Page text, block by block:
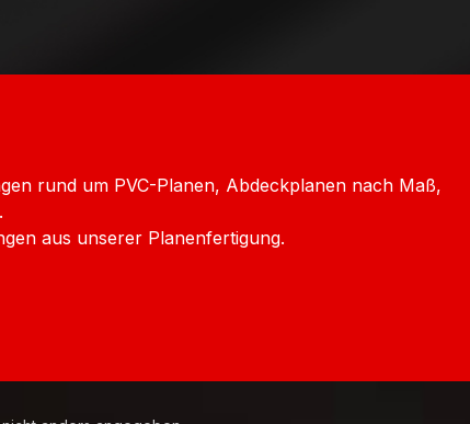
rund um PVC-Planen, Abdeckplanen nach Maß,
aus unserer Planenfertigung.